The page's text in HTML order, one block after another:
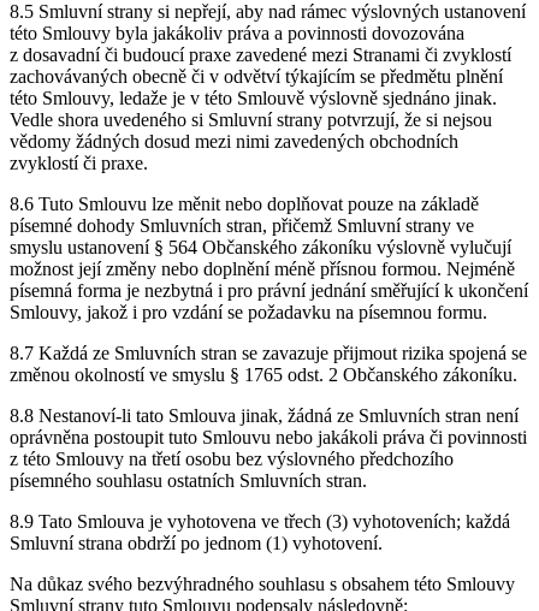
8.5 Smluvní strany si nepřejí, aby nad rámec výslovných ustanovení
této Smlouvy byla jakákoliv práva a povinnosti dovozována
z dosavadní či budoucí praxe zavedené mezi Stranami či zvyklostí
zachovávaných obecně či v odvětví týkajícím se předmětu plnění
této Smlouvy, ledaže je v této Smlouvě výslovně sjednáno jinak.
Vedle shora uvedeného si Smluvní strany potvrzují, že si nejsou
vědomy žádných dosud mezi nimi zavedených obchodních
zvyklostí či praxe.
8.6 Tuto Smlouvu lze měnit nebo doplňovat pouze na základě
písemné dohody Smluvních stran, přičemž Smluvní strany ve
smyslu ustanovení § 564 Občanského zákoníku výslovně vylučují
možnost její změny nebo doplnění méně přísnou formou. Nejméně
písemná forma je nezbytná i pro právní jednání směřující k ukončení
Smlouvy, jakož i pro vzdání se požadavku na písemnou formu.
8.7 Každá ze Smluvních stran se zavazuje přijmout rizika spojená se
změnou okolností ve smyslu § 1765 odst. 2 Občanského zákoníku.
8.8 Nestanoví-li tato Smlouva jinak, žádná ze Smluvních stran není
oprávněna postoupit tuto Smlouvu nebo jakákoli práva či povinnosti
z této Smlouvy na třetí osobu bez výslovného předchozího
písemného souhlasu ostatních Smluvních stran.
8.9 Tato Smlouva je vyhotovena ve třech (3) vyhotoveních; každá
Smluvní strana obdrží po jednom (1) vyhotovení.
Na důkaz svého bezvýhradného souhlasu s obsahem této Smlouvy
Smluvní strany tuto Smlouvu podepsaly následovně: